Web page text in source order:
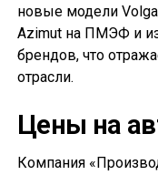
новые модели
Azimut на ПМЭФ и
брендов, что
отрасли.
Цены на
Компания